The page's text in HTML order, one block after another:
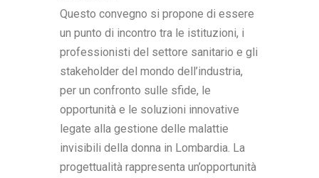
Questo convegno si propone di essere
un punto di incontro tra le istituzioni, i
professionisti del settore sanitario e gli
stakeholder del mondo dell’industria,
per un confronto sulle sfide, le
opportunità e le soluzioni innovative
legate alla gestione delle malattie
invisibili della donna in Lombardia. La
progettualità rappresenta un’opportunità